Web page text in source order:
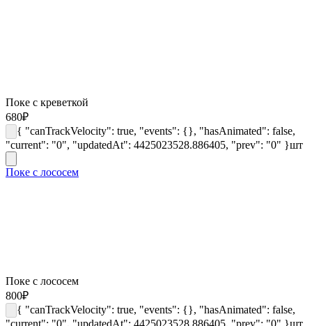
Поке с креветкой
680₽
{ "canTrackVelocity": true, "events": {}, "hasAnimated": false,
"current": "0", "updatedAt": 4425023528.886405, "prev": "0" }шт
Поке с лососем
Поке с лососем
800₽
{ "canTrackVelocity": true, "events": {}, "hasAnimated": false,
"current": "0", "updatedAt": 4425023528.886405, "prev": "0" }шт